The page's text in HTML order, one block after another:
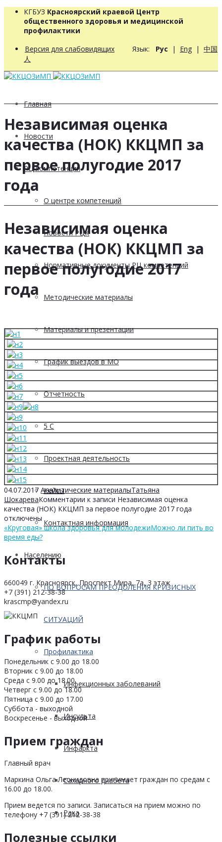
КГБУЗ Красноярский краевой Центр
общественного здоровья и медицинской
профилактики
Версия для слабовидящих Язык: Рус | Eng | 中国
人
Главная
Новости
РЦ компетенций
О центре компетенций
Новости РЦК
Нормативные документы РЦ компетенций
Методические материалы
Материалы и презентации
График выездов в МО
Отчетность
5 С
Проектная деятельность
Кейсы
Контактная информация
Населению
ПО ВОПРОСАМ ПРЕОДОЛЕНИЯ КРИЗИСНЫХ
СИТУАЦИЙ
Профилактика
Инфекционных заболеваний
Инсульта
Инфаркта
Сахарного диабета
Рака
Независимая оценка
качества (НОК) ККЦМП за
первое полугодие 2017
года
Независимая оценка
качества (НОК) ККЦМП за
первое полугодие 2017
года
04.07.2017 Аналитические материалыТатьяна
ШокареваКомментарии к записи Независимая оценка
качества (НОК) ККЦМП за первое полугодие 2017 года
отключены
«Круговая» школа здоровья для молодежиМожно ли пить во
время еды?
Контакты
660049 г. Красноярск, Проспект Мира, 7а, 3 этаж
+7 (391) 212-38-38
krascmp@yandex.ru
График работы
Понедельник с 9.00 до 18.00
Вторник с 9.00 до 18.00
Среда с 9.00 до 18.00
Четверг с 9.00 до 18.00
Пятница с 9.00 до 17.00
Суббота - выходной
Воскресенье - выходной
Прием граждан
Главный врач
Маркина Ольга Леонидовна принимает граждан по средам с
16.00 до 18.00.
Прием ведется по записи. Записаться на прием можно по
телефону +7 (391) 212-38-38
Полезные ссылки